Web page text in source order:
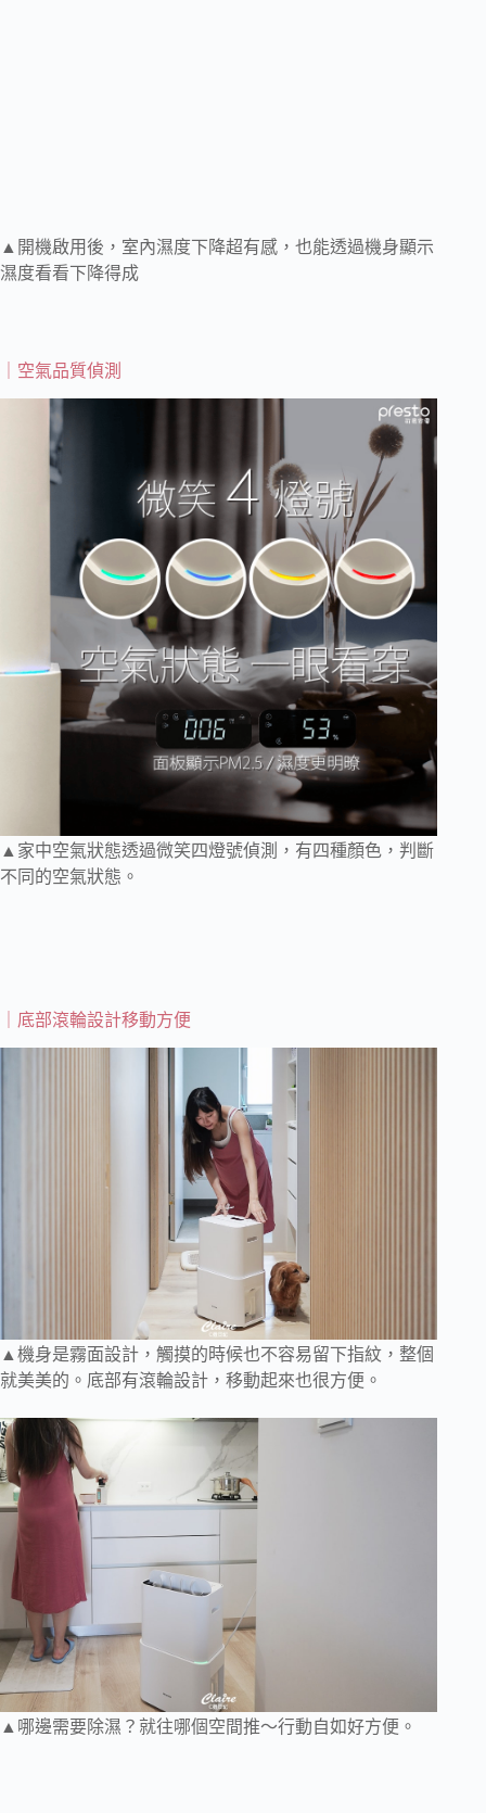
▲開機啟用後，室內濕度下降超有感，也能透過機身顯示
濕度看看下降得成
｜空氣品質偵測
▲家中空氣狀態透過微笑四燈號偵測，有四種顏色，判斷
不同的空氣狀態。
｜底部滾輪設計移動方便
▲機身是霧面設計，觸摸的時候也不容易留下指紋，整個
就美美的。底部有滾輪設計，移動起來也很方便。
▲哪邊需要除濕？就往哪個空間推～行動自如好方便。